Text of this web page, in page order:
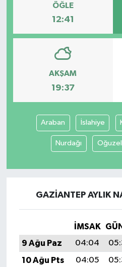
ÖĞLE
12:41
AKŞAM
19:37
Araban İslahiye
Nurdağı
GAZIANTEP AYLIK
İMSAK
9 Ağu Paz
04:04
10 Ağu Pts
04:05